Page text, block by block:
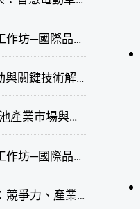
企業減碳及永續工作坊─國際品牌綠色供應鏈永續管理與實務演練(臺中場)
AI機器人產業脈動與關鍵技術解析研討會
2026年儲能鋰電池產業市場與技術發展線上研討會
企業減碳及永續工作坊─國際品牌綠色供應鏈永續管理與實務演練(高雄場)
歐洲新戰略轉向：競爭力、產業自主與供應鏈重塑線上研討會